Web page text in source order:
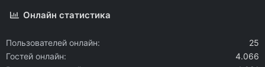
Онлайн статистика
Пользователей онлайн
25
Гостей онлайн
4.066